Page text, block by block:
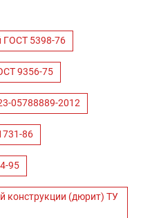
5398-76
9356-75
05788889-2012
86
95
конструкции (дюрит) ТУ